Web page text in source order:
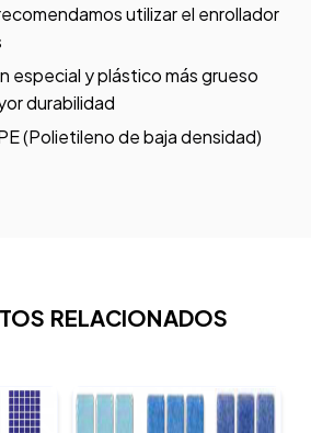
utilizar el enrollador
especial y plástico más grueso
durabilidad
(Polietileno de baja densidad)
RELACIONADOS